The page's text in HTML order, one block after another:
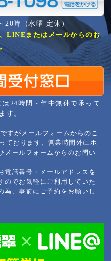
20時（水曜 定休）
LINEまたはメールからのお
24時間・年中無休で承って
す。
すがメールフォームからのご
ております。営業時間外にホ
メールフォームからのお問い
話番号・メールアドレスを
のでお気軽にご利用していた
為、事前にご予約をお願いし